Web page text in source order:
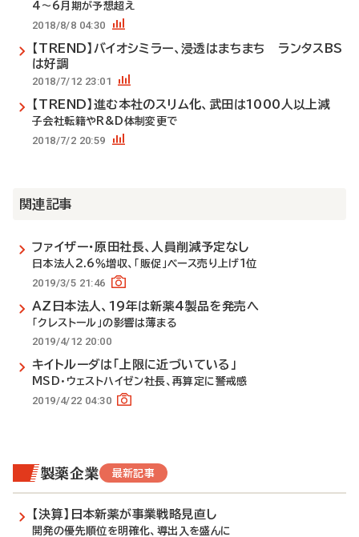
4～6月期が予想超え
2018/8/8 04:30
【TREND】バイオシミラー、浸透はまちまち ランタスBS
は好調
2018/7/12 23:01
【TREND】進む本社のスリム化、武田は1000人以上減
子会社転籍やR&D体制変更で
2018/7/2 20:59
関連記事
ファイザー・原田社長、人員削減予定なし
日本法人2.6％増収、「販促」ベース売り上げ1位
2019/3/5 21:46
AZ日本法人、19年は新薬4製品を発売へ
「クレストール」の影響は薄まる
2019/4/12 20:00
キイトルーダは「上限に近づいている」
MSD・ウェストハイゼン社長、再算定に警戒感
2019/4/22 04:30
製薬企業 最新記事
【決算】日本新薬が事業戦略見直し
開発の優先順位を明確化、導出入を盛んに